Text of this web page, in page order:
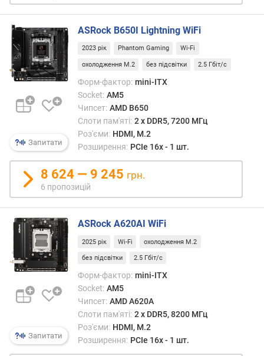
(
Б
)
S
A
A
6
Г
і
с
)
(
ш
т
)
A
T
Запитати
ASRock B650I Lightning WiFi
2023 рік Phantom Gaming Wi-Fi
охолодження M.2 без підсвітки 2.5 Гбіт/с
Форм-фактор: mini-ITX
Socket: AM5
Чипсет: AMD B650
Слоти пам'яті: 2 х DDR5, 7200 МГц
Роз'єми: HDMI, M.2
Розширення: PCIe 16x - 1 шт.
8 624 — 9 245 грн.
6 пропозицій
Запитати
ASRock A620AI WiFi
2025 рік Wi-Fi охолодження M.2
без підсвітки 2.5 Гбіт/с
Форм-фактор: mini-ITX
Socket: AM5
Чипсет: AMD A620A
Слоти пам'яті: 2 х DDR5, 8200 МГц
Роз'єми: HDMI, M.2
Розширення: PCIe 16x - 1 шт.